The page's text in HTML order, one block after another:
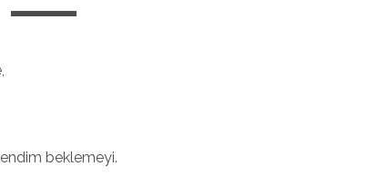
beklemeyi.